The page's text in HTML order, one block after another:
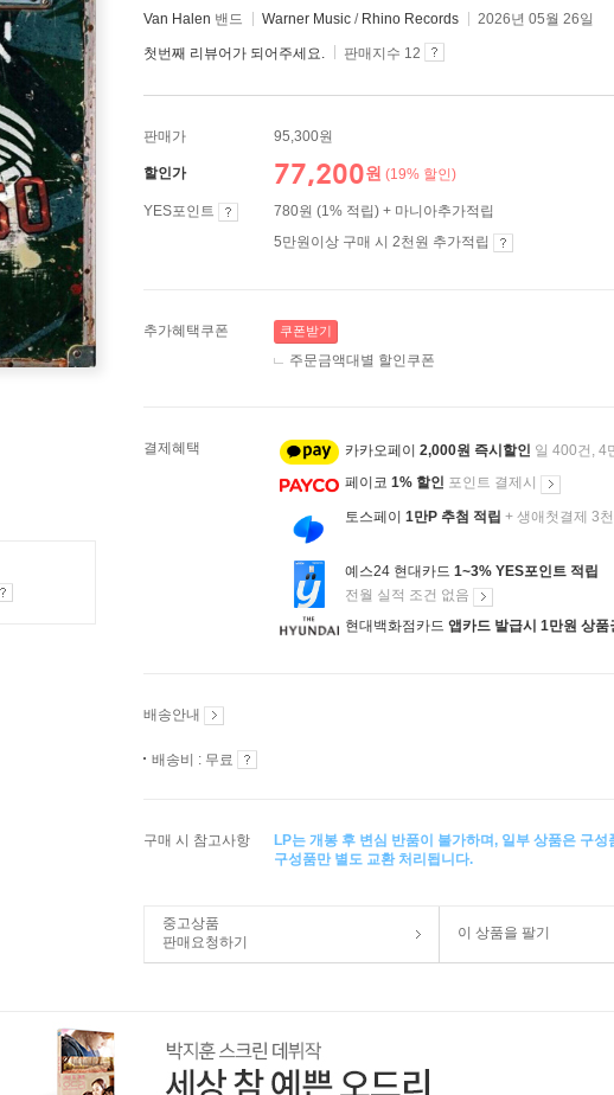
Van Halen 밴드 Warner Music / Rhino Records 2026년 05월 26일
첫번째 리뷰어가 되어주세요. 판매지수 12
판매가 95,300원
할인가 77,200원 (19% 할인)
YES포인트
780원 (1% 적립) + 마니아추가적립
5만원이상 구매 시 2천원 추가적립
추가혜택쿠폰 쿠폰받기
주문금액대별 할인쿠폰
결제혜택 카카오페이 2,000원 즉시할인 일 400건, 4
페이코 1% 할인 포인트 결제시
토스페이 1만P 추첨 적립 + 생애첫결제 3
예스24 현대카드 1~3% YES포인트 적립
전월 실적 조건 없음
현대백화점카드 앱카드 발급시 1만원 상품
배송안내
배송비 : 무료
구매 시 참고사항
LP는 개봉 후 변심 반품이 불가하며, 일부 상품은 구성
구성품만 별도 교환 처리됩니다.
중고상품
판매요청하기
이 상품을 팔기